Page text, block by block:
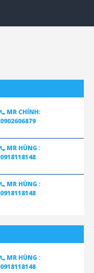
MR CHÍNH:
0902606879
MR HÙNG :
0918118148
MR HÙNG :
0918118148
MR HÙNG :
0918118148